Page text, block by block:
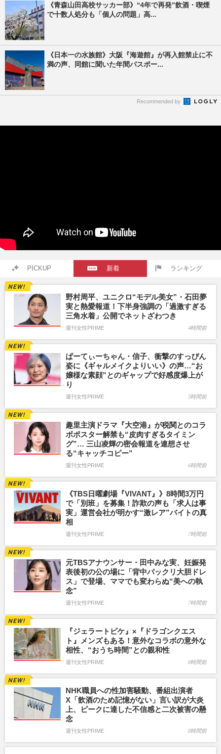
《青森山田高校サッカー部》“4年で再発”飲酒・喫煙
で十数人処分も「個人の問題」高...
《日本一の水族館》大阪『海遊館』が再入館禁止に不
満の声、同館に聞いた年間パスポー...
Recommended by
PICKUP 新着 ランキング
野村周平、ユニクロ“モデル美女”・石田夢
実と熱愛報道！下半身強調の「過激すぎる
三角水着」公開でネットざわつき
週刊女性PRIME 4時間前
ぱーてぃーちゃん・信子、衝撃のすっぴん
姿に《ギャルメイクよりいい》の声…“お
嬢様な素顔”とのギャップで好感度爆上が
り
週刊女性PRIME 5時間前
趣里主演ドラマ『大空港』が税関とのコラ
ボポスター解禁も“皮肉すぎるタイミン
グ”… 三山凌輝の密会報道を連想させ
る“キャッチコピー”
週刊女性PRIME 6時間前
《TBS日曜劇場『VIVANT』》8時間3万円
で「別班」を募集！詐欺の声も「求人は事
実」運営会社が明かす“激レア”バイトの真
相
週刊女性PRIME 7時間前
元TBSアナウンサー・田中みな実、妊娠発
表後初の公の場に「背中パックリ大胆ドレ
ス」で登場、ママでも変わらぬ“美への執
念”
週刊女性PRIME 7時間前
『ジェラートピケ』×『ドラゴンクエス
ト』メンズもある！意外なコラボの意外な
相性、“おうち時間”との親和性
週刊女性PRIME 8時間前
NHK職員への性加害騒動、番組出演者
X「飲酒のため記憶がない」言い訳が大炎
上、ピークに達した不信感と二次被害の懸
念
週刊女性PRIME 8時間前